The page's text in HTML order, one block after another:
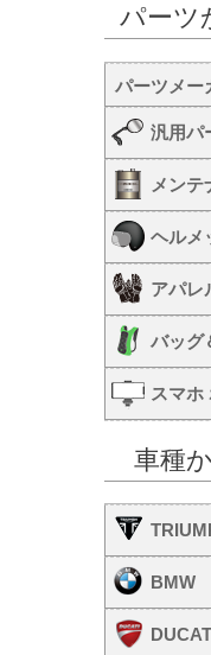
パーツ
汎用パ
メンテ
ヘルメ
アパレ
バッグ
スマホ
車種
BMW